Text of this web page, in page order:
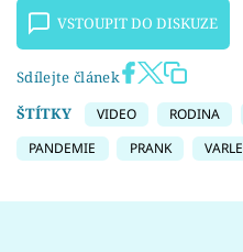
VSTOUPIT DO DISKUZE
Sdílejte článek
ŠTÍTKY
VIDEO RODINA
PANDEMIE
PRANK VARLE